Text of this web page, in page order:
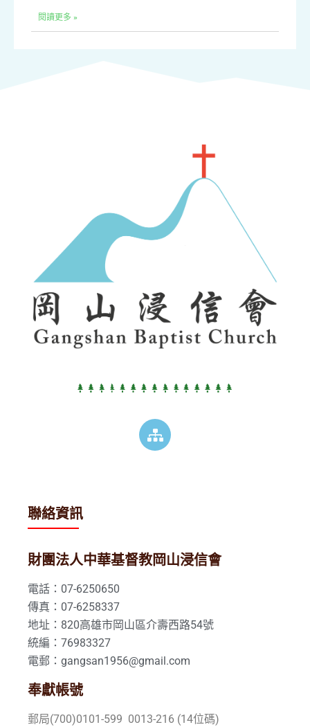
閱讀更多 »
聯絡資訊
財團法人中華基督教岡山浸信會
電話：07-6250650
傳真：07-6258337
地址：820高雄市岡山區介壽西路54號
統編：76983327
電郵：gangsan1956@gmail.com
奉獻帳號
郵局(700)0101-599 0013-216 (14位碼)